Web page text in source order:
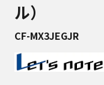
ル）
CF-MX3JEGJR